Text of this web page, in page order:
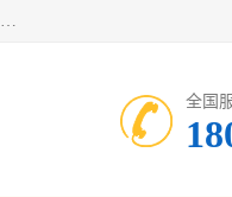
苏州多麦公共设施有限公司是一家苏州垃圾桶厂家，主营：塑料垃圾桶、分类果皮箱、户外园林椅、保安岗亭等产品厂家。全国统一热线电话：17105580222。公司组建完善的团队。设计人员，能根据客户要求，提供适合的设计方案，来满足客户的需求。
全国